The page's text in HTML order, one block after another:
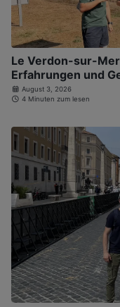
Le Verdon-sur-
Erfahrungen und
August 3, 2026
4 Minuten zum lesen